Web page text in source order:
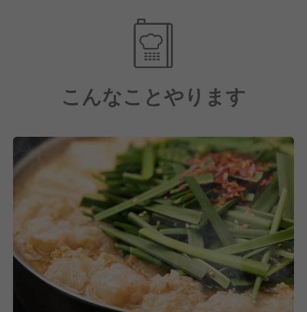
コクがあるのにあっさりしており、翌朝ももたれない
上質なもつ鍋として、長年ご愛顧いただいています。
こんなことやります